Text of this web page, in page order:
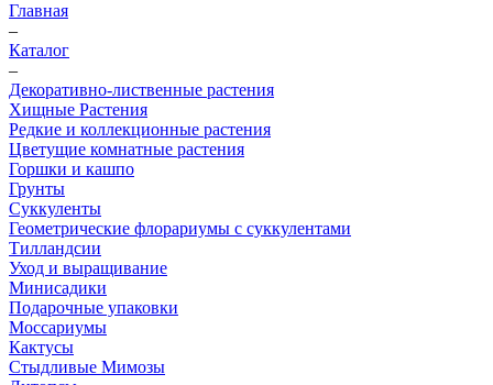
Главная
–
Каталог
–
Декоративно-лиственные растения
Хищные Растения
Редкие и коллекционные растения
Цветущие комнатные растения
Горшки и кашпо
Грунты
Суккуленты
Геометрические флорариумы с суккулентами
Тилландсии
Уход и выращивание
Минисадики
Подарочные упаковки
Моссариумы
Кактусы
Стыдливые Мимозы